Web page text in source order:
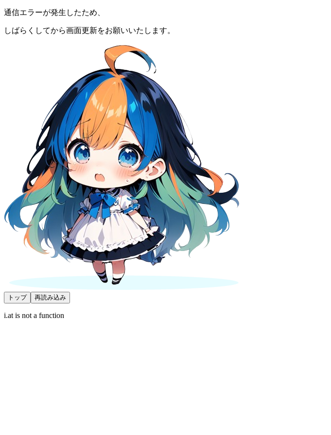
通信エラーが発生したため、
しばらくしてから画面更新をお願いいたします。
トップ 再読み込み
i.at is not a function